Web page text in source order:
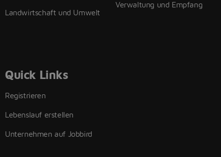
Landwirtschaft und Umwelt
Verwaltung und Empfang
Quick Links
Registrieren
Lebenslauf erstellen
Unternehmen auf Jobbird